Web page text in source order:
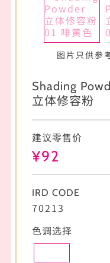
图片只供参
Shading
立体修容粉
建议零售价
¥92
IRD CODE
70213
色调选择